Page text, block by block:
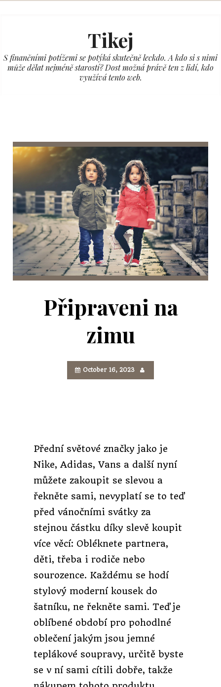
Tikej
S finančními potížemi se potýká skutečně leckdo. A kdo si s nimi
může dělat nejméně starostí? Dost možná právě ten z lidí, kdo
využívá tento web.
Připraveni na
zimu
October 16, 2023
Přední světové značky jako je
Nike, Adidas, Vans a další nyní
můžete zakoupit se slevou a
řekněte sami, nevyplatí se to teď
před vánočními svátky za
stejnou částku díky slevě koupit
více věcí: Obléknete partnera,
děti, třeba i rodiče nebo
sourozence. Každému se hodí
stylový moderní kousek do
šatníku, ne řekněte sami. Teď je
oblíbené období pro pohodlné
oblečení jakým jsou jemné
teplákové soupravy, určitě byste
se v ní sami cítili dobře, takže